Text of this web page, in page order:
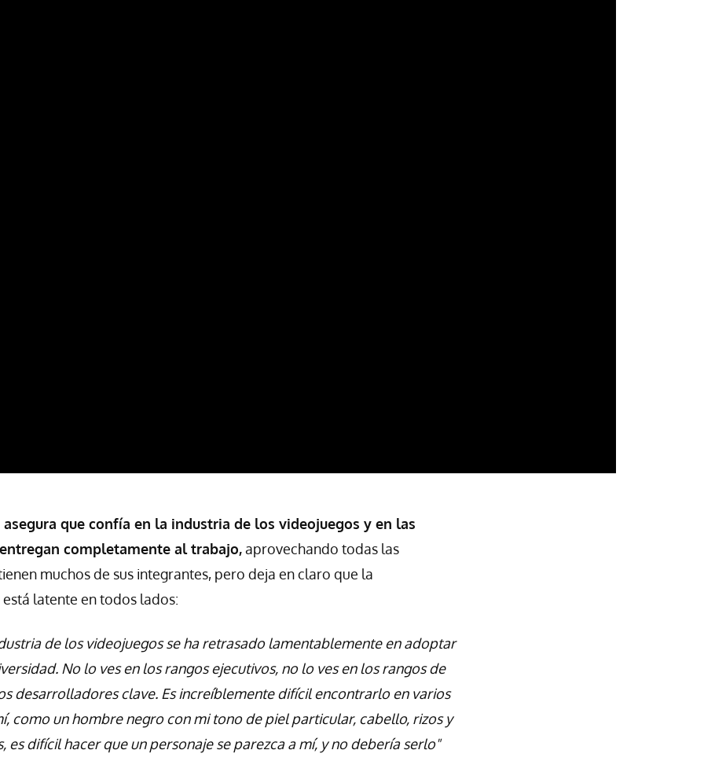
asegura que confía en la industria de los videojuegos y en las
completamente al trabajo,aprovechando todas las
muchos de sus integrantes, pero deja en claro que la
latente en todos lados:
de los videojuegos se ha retrasado lamentablemente en adoptar
No lo ves en los rangos ejecutivos, no lo ves en los rangos de
desarrolladores clave. Es increíblemente difícil encontrarlo en varios
como un hombre negro con mi tono de piel particular, cabello, rizos y
es difícil hacer que un personaje se parezca a mí, y no debería serlo"